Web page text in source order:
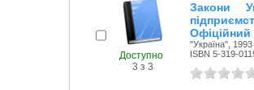
Доступно
3 з 3
Закони
Офіційний
"Україна",
ISBN 5-319-